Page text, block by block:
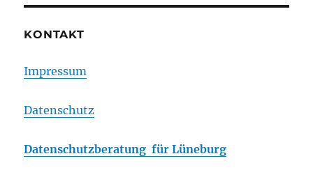
KONTAKT
Impressum
Datenschutz
Datenschutzberatung für Lüneburg